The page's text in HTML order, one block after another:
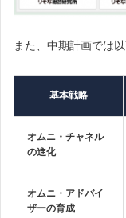
また、中期計画では
基本戦略
オムニ・チャネル
の進化
オムニ・アドバイ
ザーの育成